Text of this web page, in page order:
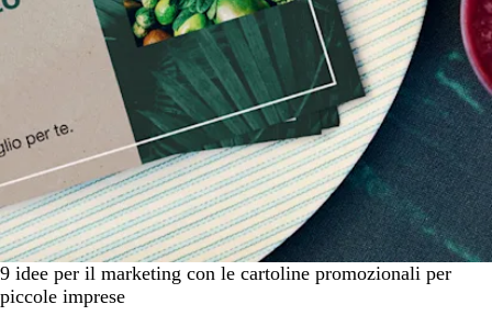
9 idee per il marketing con le cartoline promozionali per
piccole imprese